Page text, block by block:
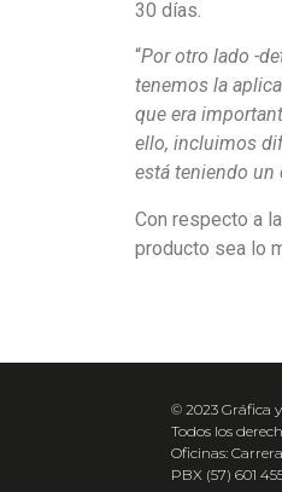
30 días.
“Por otro lado -
tenemos la
que era
ello, incluimos
está teniendo un
Con respecto a
producto sea lo
© 2023 Gráfica y
Todos los
Oficinas:
PBX (57) 601